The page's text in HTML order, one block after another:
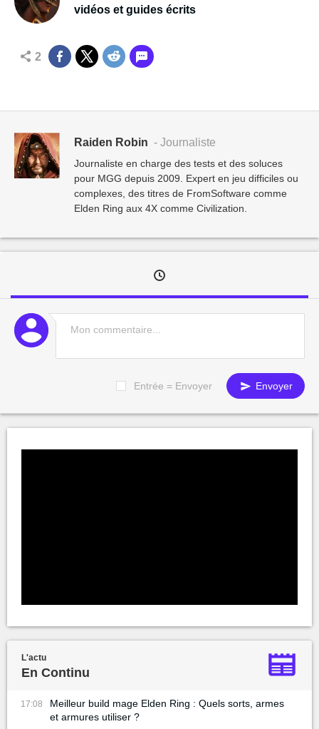
vidéos et guides écrits
2
Raiden Robin - Journaliste
Journaliste en charge des tests et des soluces
pour MGG depuis 2009. Expert en jeu difficiles ou
complexes, des titres de FromSoftware comme
Elden Ring aux 4X comme Civilization.
Entrée = Envoyer Envoyer
L'actu
En Continu
17:08
Meilleur build mage Elden Ring : Quels sorts, armes
et armures utiliser ?